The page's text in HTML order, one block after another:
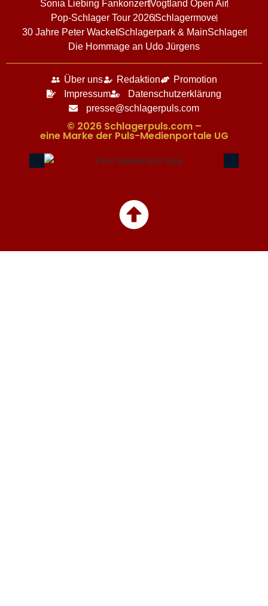
Sonia Liebing FankonzertVogtland Open Air
Pop-Schlager Tour 2026Schlagermove
30 Jahre Peter Wackel Schlagerpark & MainSchlager
Die Hommage an Udo Jürgens
Über uns Redaktion
Promotion
Impressum
Datenschutzerklärung
presse@schlagerpuls.com
© 2026 Schlagerpuls.com –
eine Marke der Puls-Medienportale UG​